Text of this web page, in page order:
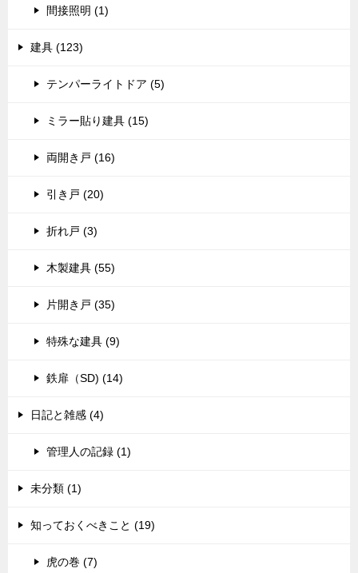
間接照明 (1)
建具 (123)
テンパーライトドア (5)
ミラー貼り建具 (15)
両開き戸 (16)
引き戸 (20)
折れ戸 (3)
木製建具 (55)
片開き戸 (35)
特殊な建具 (9)
鉄扉（SD) (14)
日記と雑感 (4)
管理人の記録 (1)
未分類 (1)
知っておくべきこと (19)
虎の巻 (7)